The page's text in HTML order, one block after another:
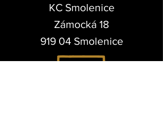
KC Smolenice
Zámocká 18
919 04 Smolenice